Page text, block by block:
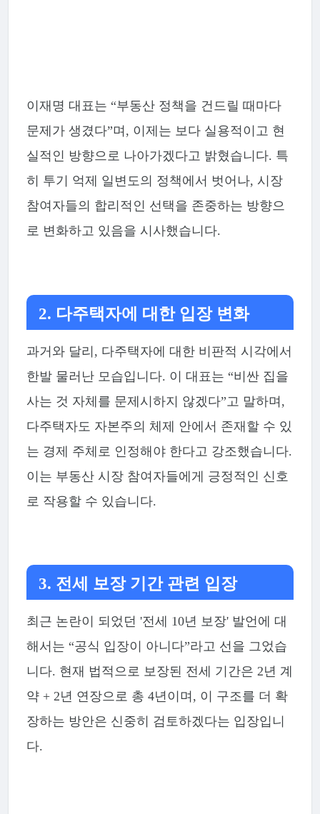
이재명 대표는 “부동산 정책을 건드릴 때마다
문제가 생겼다”며, 이제는 보다 실용적이고 현
실적인 방향으로 나아가겠다고 밝혔습니다. 특
히 투기 억제 일변도의 정책에서 벗어나, 시장
참여자들의 합리적인 선택을 존중하는 방향으
로 변화하고 있음을 시사했습니다.
2. 다주택자에 대한 입장 변화
과거와 달리, 다주택자에 대한 비판적 시각에서
한발 물러난 모습입니다. 이 대표는 “비싼 집을
사는 것 자체를 문제시하지 않겠다”고 말하며,
다주택자도 자본주의 체제 안에서 존재할 수 있
는 경제 주체로 인정해야 한다고 강조했습니다.
이는 부동산 시장 참여자들에게 긍정적인 신호
로 작용할 수 있습니다.
3. 전세 보장 기간 관련 입장
최근 논란이 되었던 '전세 10년 보장' 발언에 대
해서는 “공식 입장이 아니다”라고 선을 그었습
니다. 현재 법적으로 보장된 전세 기간은 2년 계
약 + 2년 연장으로 총 4년이며, 이 구조를 더 확
장하는 방안은 신중히 검토하겠다는 입장입니
다.